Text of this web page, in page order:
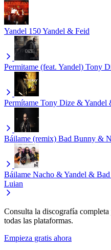
Yandel 150Yandel & Feid
Permitame (feat. Yandel) Tony
Permítame Tony Dize & Yandel
Báilame (remix) Bad Bunny &
Báilame Nacho & Yandel &
Luian
Consulta la discografía
todas las plataformas.
Empieza gratis ahora